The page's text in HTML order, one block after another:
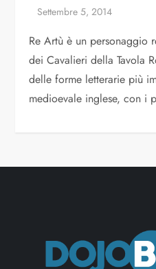
Re Artù è un personaggio
dei Cavalieri della Tavola
delle forme letterarie più
medioevale inglese, con i